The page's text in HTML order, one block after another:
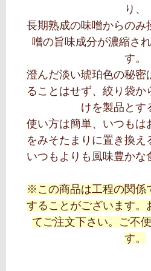
り、
長期熟成の味噌からのみ
噌の旨味成分が濃縮さ
す。
澄んだ淡い琥珀色の秘密
ることはせず、絞り袋か
けを製品とす
使い方は簡単、いつもは
をみそたまりに置き換え
いつもよりも風味豊かな
※この商品は工程の関係
することがございます。
てご注文下さい。ご不
す。